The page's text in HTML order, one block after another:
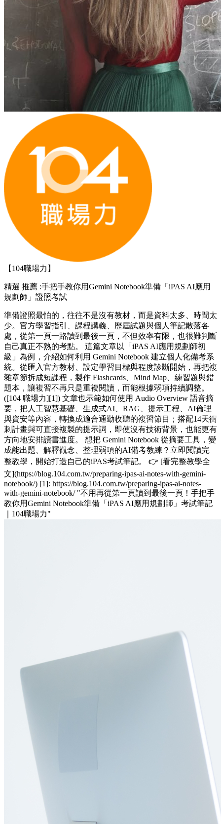
【104職場力】
精選 推薦 :手把手教你用Gemini Notebook準備「iPAS AI應用
規劃師」證照考試
準備證照最怕的，往往不是沒有教材，而是資料太多、時間太
少。官方學習指引、課程講義、歷屆試題與個人筆記散落各
處，從第一頁一路讀到最後一頁，不但效率有限，也很難判斷
自己真正不熟的考點。 這篇文章以「iPAS AI應用規劃師初
級」為例，介紹如何利用 Gemini Notebook 建立個人化備考系
統。從匯入官方教材、設定學習目標與程度診斷開始，再把複
雜章節拆成短課程，製作 Flashcards、Mind Map、練習題與錯
題本，讓複習不再只是重複閱讀，而能根據弱項持續調整。
([104 職場力][1]) 文章也示範如何使用 Audio Overview 語音摘
要，把人工智慧基礎、生成式AI、RAG、提示工程、AI倫理
與資安等內容，轉換成適合通勤收聽的複習節目；搭配14天衝
刺計畫與可直接複製的提示詞，即使沒有技術背景，也能更有
方向地安排讀書進度。 想把 Gemini Notebook 從摘要工具，變
成能出題、解釋觀念、整理弱項的AI備考教練？立即閱讀完
整教學，開始打造自己的iPAS考試筆記。 👉 [看完整教學全
文](https://blog.104.com.tw/preparing-ipas-ai-notes-with-gemini-
notebook/) [1]: https://blog.104.com.tw/preparing-ipas-ai-notes-
with-gemini-notebook/ "不用再從第一頁讀到最後一頁！手把手
教你用Gemini Notebook準備「iPAS AI應用規劃師」考試筆記
｜104職場力"